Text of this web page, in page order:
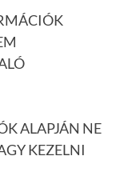
ALAPJÁN NE
KEZELNI